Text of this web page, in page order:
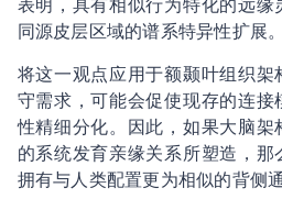
表明，具有相似行为特化的远缘
同源皮层区域的谱系特异性扩展。
将这一观点应用于额颞叶组织架
守需求，可能会促使现存的连接
性精细分化。因此，如果大脑架
的系统发育亲缘关系所塑造，
拥有与人类配置更为相似的背侧通